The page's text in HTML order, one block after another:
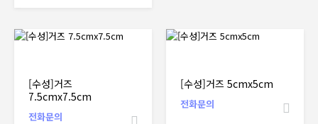
[수성]거즈
7.5cmx7.5cm
전화문의
[수성]거즈 5cmx5cm
전화문의